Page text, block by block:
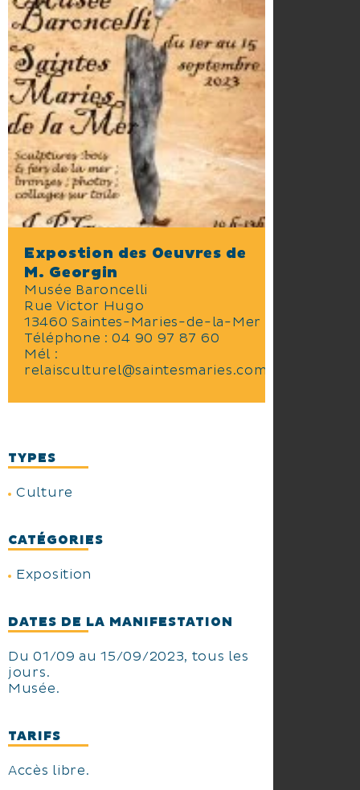
Expostion des Oeuvres de
M. Georgin
Musée Baroncelli
Rue Victor Hugo
13460 Saintes-Maries-de-la-Mer
Téléphone :04 90 97 87 60
Mél :
relaisculturel@saintesmaries.com
TYPES
Culture
CATÉGORIES
Exposition
DATES DE LA MANIFESTATION
Du 01/09 au 15/09/2023, tous les
jours.
Musée.
TARIFS
Accès libre.